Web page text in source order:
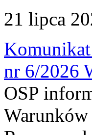
21 lipca
nr 6/2026
OSP